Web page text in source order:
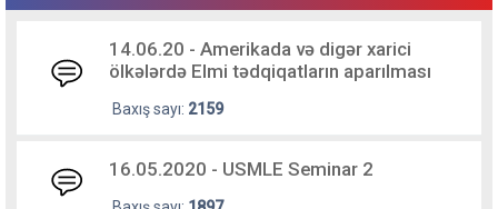
14.06.20 - Amerikada və digər xarici
ölkələrdə Elmi tədqiqatların aparılması
Baxış sayı: 2159
16.05.2020 - USMLE Seminar 2